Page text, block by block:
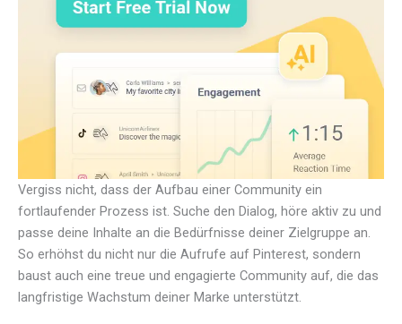
Vergiss nicht, dass der Aufbau einer Community ein
fortlaufender Prozess ist. Suche den Dialog, höre aktiv zu und
passe deine Inhalte an die Bedürfnisse deiner Zielgruppe an.
So erhöhst du nicht nur die Aufrufe auf Pinterest, sondern
baust auch eine treue und engagierte Community auf, die das
langfristige Wachstum deiner Marke unterstützt.